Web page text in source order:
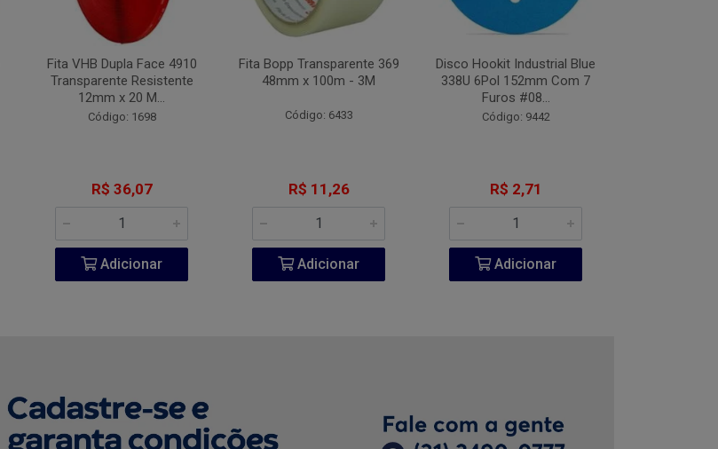
Fita VHB Dupla Face 4910
Transparente Resistente
12mm x 20 M...
Código: 1698
R$ 36,07
Adicionar
Fita Bopp Transparente 369
48mm x 100m - 3M
Código: 6433
R$ 11,26
Adicionar
Disco Hookit Industrial Blue
338U 6Pol 152mm Com 7
Furos #08...
Código: 9442
R$ 2,71
Adicionar